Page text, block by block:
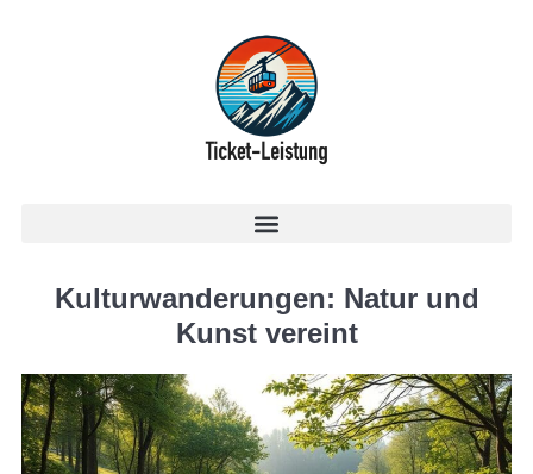
Kulturwanderungen: Natur und
Kunst vereint